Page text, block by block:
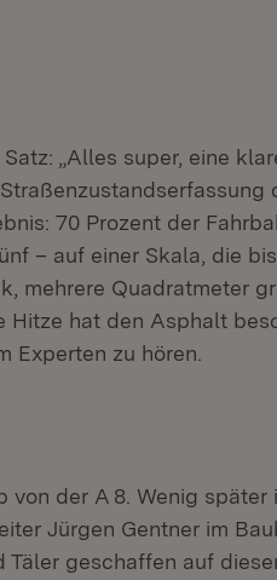
„Alles super, eine
70 Prozent der
– auf einer Skala, die
mehrere Quadratmeter
Hitze hat den Asphalt
Experten zu hören.
der A 8. Wenig später
Jürgen Gentner im
geschaffen auf